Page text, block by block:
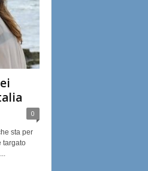
0
sta per
targato